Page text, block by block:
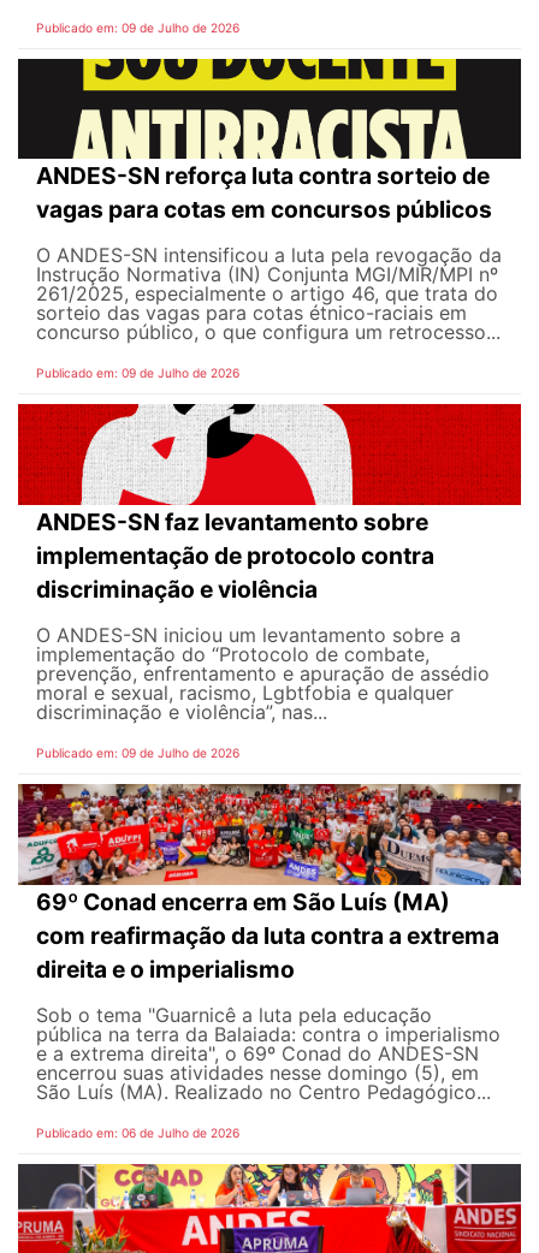
Publicado em: 09 de Julho de 2026
ANDES-SN reforça luta contra sorteio de
vagas para cotas em concursos públicos
O ANDES-SN intensificou a luta pela revogação da
Instrução Normativa (IN) Conjunta MGI/MIR/MPI nº
261/2025, especialmente o artigo 46, que trata do
sorteio das vagas para cotas étnico-raciais em
concurso público, o que configura um retrocesso...
Publicado em: 09 de Julho de 2026
ANDES-SN faz levantamento sobre
implementação de protocolo contra
discriminação e violência
O ANDES-SN iniciou um levantamento sobre a
implementação do “Protocolo de combate,
prevenção, enfrentamento e apuração de assédio
moral e sexual, racismo, Lgbtfobia e qualquer
discriminação e violência”, nas...
Publicado em: 09 de Julho de 2026
69º Conad encerra em São Luís (MA)
com reafirmação da luta contra a extrema
direita e o imperialismo
Sob o tema "Guarnicê a luta pela educação
pública na terra da Balaiada: contra o imperialismo
e a extrema direita", o 69º Conad do ANDES-SN
encerrou suas atividades nesse domingo (5), em
São Luís (MA). Realizado no Centro Pedagógico...
Publicado em: 06 de Julho de 2026